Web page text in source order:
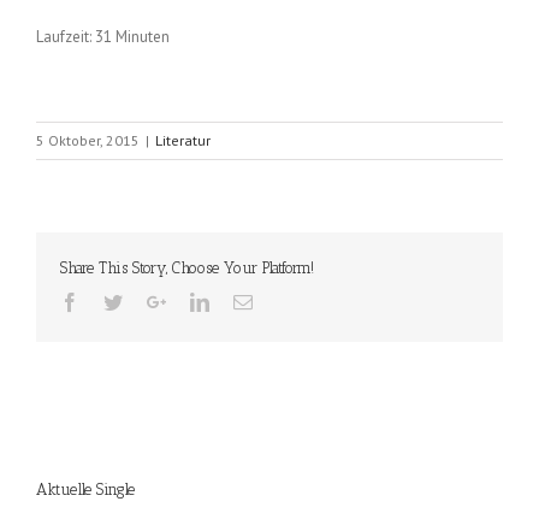
Laufzeit: 31 Minuten
5 Oktober, 2015 | Literatur
Share This Story, Choose Your Platform!
Aktuelle Single